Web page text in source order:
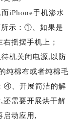
iPhone手机渗水
所示：①、如果是
摇摆手机上；
机关闭电源,以防
纯棉布或者纯棉毛
④、开展简洁的解
还需要开展烘干解
启动应用,